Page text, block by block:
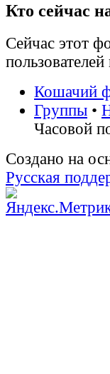
Кто сейчас
Сейчас этот
Кошачий
Группы •
Часовой
Создано на
Русская